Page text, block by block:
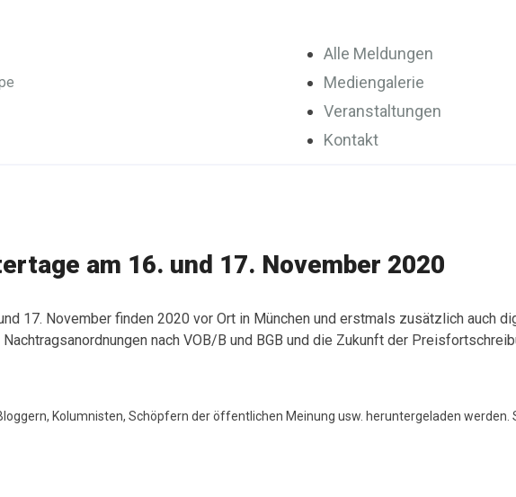
Alle Meldungen
Mediengalerie
Veranstaltungen
Kontakt
am 16. und 17. November 2020
17. November finden 2020 vor Ort in München und erstmals zusätzlich
nach VOB/B und BGB und die Zukunft der
Kolumnisten, Schöpfern der öffentlichen Meinung usw. heruntergeladen